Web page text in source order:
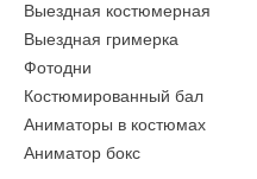
Выездная костюмерная
Выездная гримерка
Фотодни
Костюмированный бал
Аниматоры в костюмах
Аниматор бокс